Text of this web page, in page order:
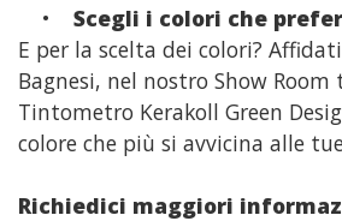
• Scegli i colori che
E per la scelta dei colori?
Bagnesi, nel nostro Show
Tintometro Kerakoll Green
colore che più si avvicina alle
Richiedici maggiori